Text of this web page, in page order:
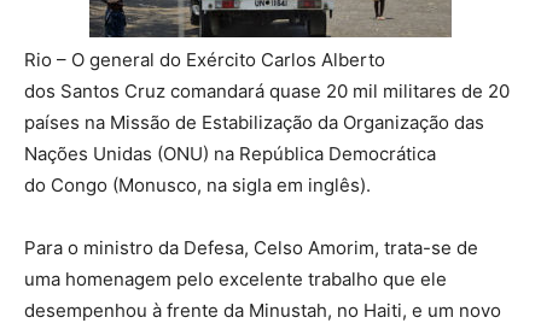
Rio – O general do Exército Carlos Alberto
dos Santos Cruz comandará quase 20 mil militares de 20
países na Missão de Estabilização da Organização das
Nações Unidas (ONU) na República Democrática
do Congo (Monusco, na sigla em inglês).
Para o ministro da Defesa, Celso Amorim, trata-se de
uma homenagem pelo excelente trabalho que ele
desempenhou à frente da Minustah, no Haiti, e um novo